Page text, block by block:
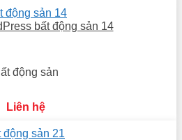
động sản
bất động sản 14
Liên hệ